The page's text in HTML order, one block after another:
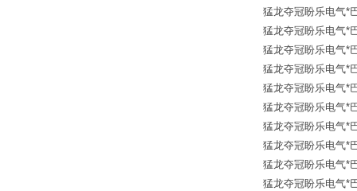
猛龙夺冠盼乐电气*
猛龙夺冠盼乐电气*
猛龙夺冠盼乐电气*
猛龙夺冠盼乐电气*
猛龙夺冠盼乐电气*
猛龙夺冠盼乐电气*
猛龙夺冠盼乐电气*
猛龙夺冠盼乐电气*
猛龙夺冠盼乐电气*
猛龙夺冠盼乐电气*